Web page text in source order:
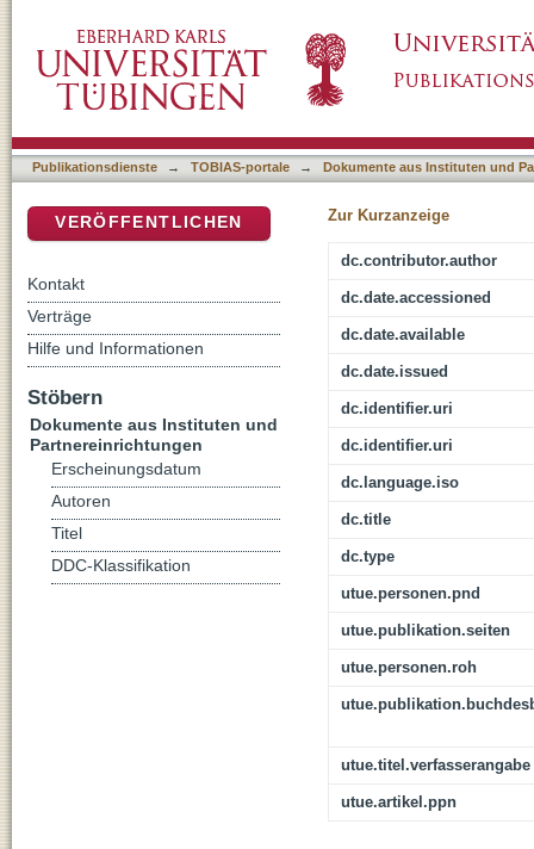
Publikationsdienste → TOBIAS-portale → Dokumente aus Instituten und
Zur Kurzanzeige
dc.contributor.author
dc.date.accessioned
dc.date.available
dc.date.issued
dc.identifier.uri
dc.identifier.uri
dc.language.iso
dc.title
dc.type
utue.personen.pnd
utue.publikation.seiten
utue.personen.roh
utue.titel.verfasserangabe
utue.artikel.ppn
VERÖFFENTLICHEN
Kontakt
Verträge
Hilfe und Informationen
Stöbern
Dokumente aus Instituten und
Partnereinrichtungen
Erscheinungsdatum
Autoren
Titel
DDC-Klassifikation